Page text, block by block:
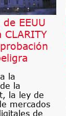
EEUU
CLARITY
la
la
la ley de
mercados
de